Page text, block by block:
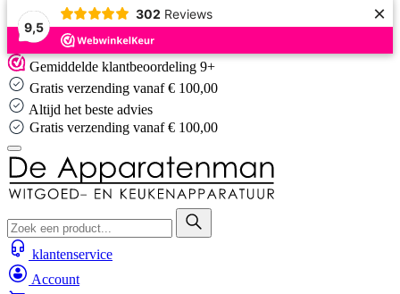
9,5
302 Reviews ×
Skip
to
content
Gemiddelde klantbeoordeling 9+
Gratis verzending vanaf € 100,00
Altijd het beste advies
Altijd het beste advies
…
klantenservice
Account